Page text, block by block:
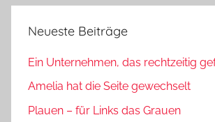
Neueste Beiträge
Ein Unternehmen, das rechtzeitig
Amelia hat die Seite gewechselt
Plauen – für Links das Grauen